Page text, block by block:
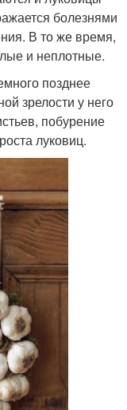
болезнями
В то же время,
и неплотные.
позднее
зрелости у него
побурение
луковиц.